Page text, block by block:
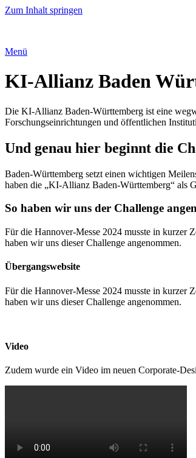
Zum Inhalt springen
Menü
KI-Allianz Baden
Die KI-Allianz Baden-Württemberg ist eine
Forschungseinrichtungen und öffentlichen
Und genau hier beginnt die
Baden-Württemberg setzt einen wichtigen
haben die „KI-Allianz Baden-Württemberg“ als
So haben wir uns der Challenge
Für die Hannover-Messe 2024 musste in kurzer
haben wir uns dieser Challenge angenommen.
Übergangswebsite
Für die Hannover-Messe 2024 musste in kurzer
haben wir uns dieser Challenge angenommen.
Video
Zudem wurde ein Video im neuen Corporate-